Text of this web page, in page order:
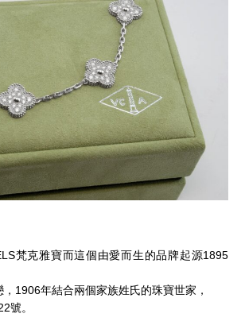
梵克雅寶而這個由愛而生的品牌起源1895
1906年結合兩個家族姓氏的珠寶世家，
號。